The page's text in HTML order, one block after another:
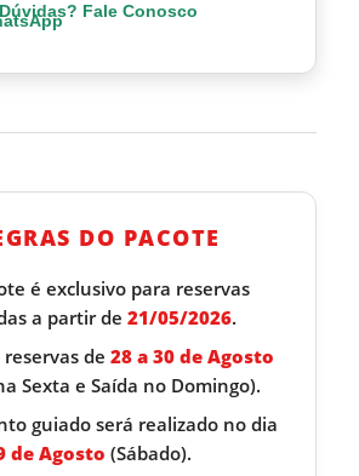
Dúvidas? Fale Conosco
DO PACOTE
é exclusivo para reservas
a partir de 21/05/2026.
de 28 a 30 de Agosto
Sexta e Saída no Domingo).
guiado será realizado no dia
de Agosto (Sábado).